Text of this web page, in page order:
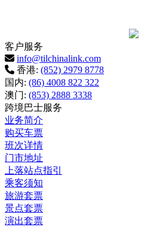
客户服务
info@tilchinalink.com
香港: (852) 2979 8778
国内: (86) 4008 822 322
澳门: (853) 2888 3338
跨境巴士服务
业务简介
购买车票
班次详情
门市地址
上落站点指引
乘客须知
旅游套票
景点套票
演出套票